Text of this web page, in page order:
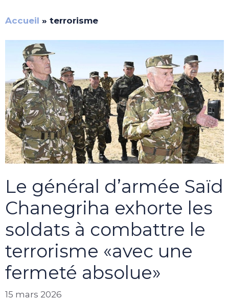
Accueil » terrorisme
Le général d’armée Saïd
Chanegriha exhorte les
soldats à combattre le
terrorisme «avec une
fermeté absolue»
15 mars 2026